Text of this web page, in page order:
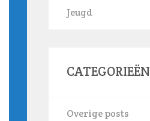
Jeugd
CATEGORIEËN
Overige posts